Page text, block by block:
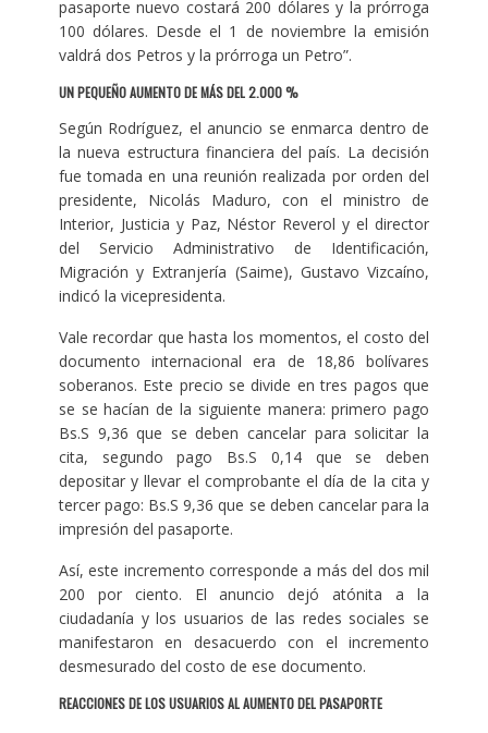
pasaporte nuevo costará 200 dólares y la prórroga
100 dólares. Desde el 1 de noviembre la emisión
valdrá dos Petros y la prórroga un Petro”.
UN PEQUEÑO AUMENTO DE MÁS DEL 2.000 %
Según Rodríguez, el anuncio se enmarca dentro de
la nueva estructura financiera del país. La decisión
fue tomada en una reunión realizada por orden del
presidente, Nicolás Maduro, con el ministro de
Interior, Justicia y Paz, Néstor Reverol y el director
del Servicio Administrativo de Identificación,
Migración y Extranjería (Saime), Gustavo Vizcaíno,
indicó la vicepresidenta.
Vale recordar que hasta los momentos, el costo del
documento internacional era de 18,86 bolívares
soberanos. Este precio se divide en tres pagos que
se se hacían de la siguiente manera: primero pago
Bs.S 9,36 que se deben cancelar para solicitar la
cita, segundo pago Bs.S 0,14 que se deben
depositar y llevar el comprobante el día de la cita y
tercer pago: Bs.S 9,36 que se deben cancelar para la
impresión del pasaporte.
Así, este incremento corresponde a más del dos mil
200 por ciento. El anuncio dejó atónita a la
ciudadanía y los usuarios de las redes sociales se
manifestaron en desacuerdo con el incremento
desmesurado del costo de ese documento.
REACCIONES DE LOS USUARIOS AL AUMENTO DEL PASAPORTE